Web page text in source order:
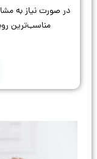
در صورت نیاز به
مناسب‌ترین